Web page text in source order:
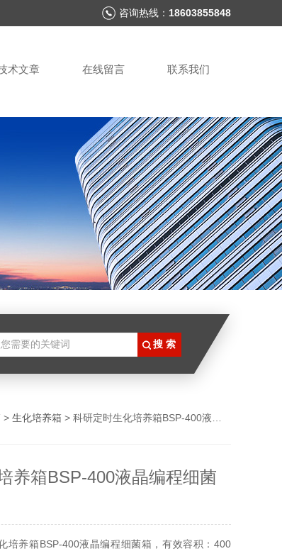
咨询热线： 18603855848
术文章 在线留言 联系我们
> 生化培养箱 > 科研定时生化培养箱BSP-400液晶编程细菌箱
养箱BSP-400液晶编程细菌
培养箱BSP-400液晶编程细菌箱，有效容积：400